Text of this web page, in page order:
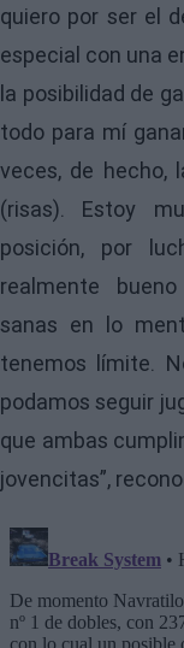
quiero por ser el
especial con una
la posibilidad de
todo para mí
veces, de hecho,
(risas). Estoy
posición, por
realmente
sanas en lo
tenemos límite.
podamos seguir
que ambas
jovencitas”,